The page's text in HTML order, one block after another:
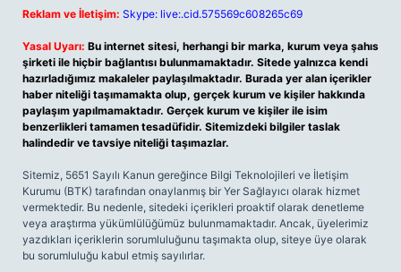
Reklam ve İletişim: Skype: live:.cid.575569c608265c69
Yasal Uyarı: Bu internet sitesi, herhangi bir marka, kurum veya şahıs
şirketi ile hiçbir bağlantısı bulunmamaktadır. Sitede yalnızca kendi
hazırladığımız makaleler paylaşılmaktadır. Burada yer alan içerikler
haber niteliği taşımamakta olup, gerçek kurum ve kişiler hakkında
paylaşım yapılmamaktadır. Gerçek kurum ve kişiler ile isim
benzerlikleri tamamen tesadüfidir. Sitemizdeki bilgiler taslak
halindedir ve tavsiye niteliği taşımazlar.
Sitemiz, 5651 Sayılı Kanun gereğince Bilgi Teknolojileri ve İletişim
Kurumu (BTK) tarafından onaylanmış bir Yer Sağlayıcı olarak hizmet
vermektedir. Bu nedenle, sitedeki içerikleri proaktif olarak denetleme
veya araştırma yükümlülüğümüz bulunmamaktadır. Ancak, üyelerimiz
yazdıkları içeriklerin sorumluluğunu taşımakta olup, siteye üye olarak
bu sorumluluğu kabul etmiş sayılırlar.